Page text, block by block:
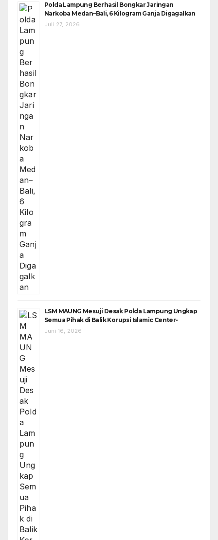
Polda Lampung Berhasil Bongkar Jaringan
Narkoba Medan–Bali, 6 Kilogram Ganja Digagalkan
Juli 27, 2026
LSM MAUNG Mesuji Desak Polda Lampung Ungkap
Semua Pihak di Balik Korupsi Islamic Center-
Juni 16, 2026